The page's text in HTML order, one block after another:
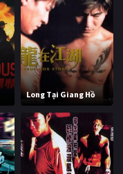
Long Tại Giang Hồ